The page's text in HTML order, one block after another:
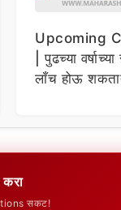
Upcoming
| पुढच्या
लाँच होऊ
करा
सकट!